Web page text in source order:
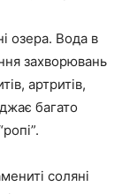
озера. Вода в
захворювань
артритів,
багато
соляні